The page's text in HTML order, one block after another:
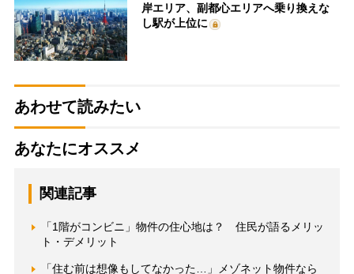
岸エリア、副都心エリアへ乗り換えな
し駅が上位に
あわせて読みたい
あなたにオススメ
関連記事
「1階がコンビニ」物件の住心地は？ 住民が語るメリッ
ト・デメリット
「住む前は想像もしてなかった…」メゾネット物件なら